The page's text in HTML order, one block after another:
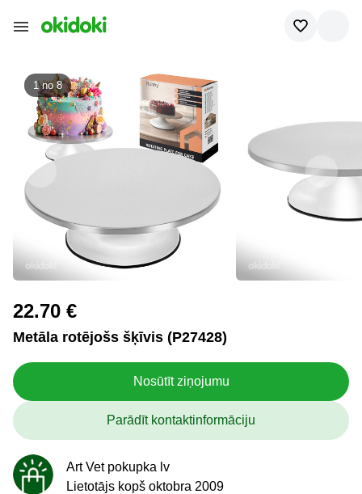
1 no8
22.70 €
Metāla rotējošs šķīvis (P27428)
Nosūtīt ziņojumu
Parādīt kontaktinformāciju
Art Vet pokupka lv
Lietotājs kopš oktobra 2009